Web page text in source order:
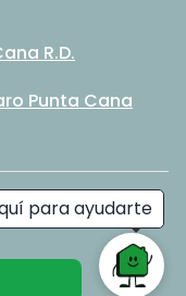
para ayudarte
R.D.
Punta Cana
- Hecho con ❤️ por